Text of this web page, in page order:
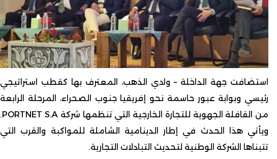
استضافت جهة الداخلة – وادي الذهب، المعترف بها كقطب استراتيجي
رئيسي وبوابة عبور حاسمة نحو إفريقيا جنوب الصحراء، المرحلة الرابعة
من القافلة الجهوية للتجارة الخارجية التي تنظمها شركة PORTNET S.A.
ويأتي هذا الحدث في إطار الدينامية الشاملة للمواكبة والقرب التي
تتبناها الشركة الوطنية لتحديث التبادلات التجارية.